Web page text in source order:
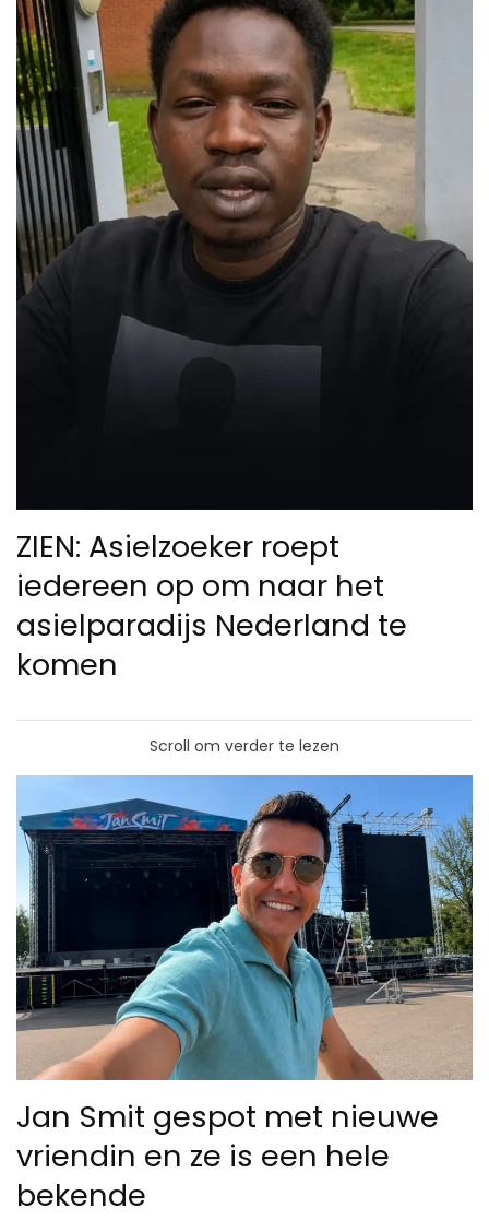
ZIEN: Asielzoeker roept
iedereen op om naar het
asielparadijs Nederland te
komen
Scroll om verder te lezen
Jan Smit gespot met nieuwe
vriendin en ze is een hele
bekende